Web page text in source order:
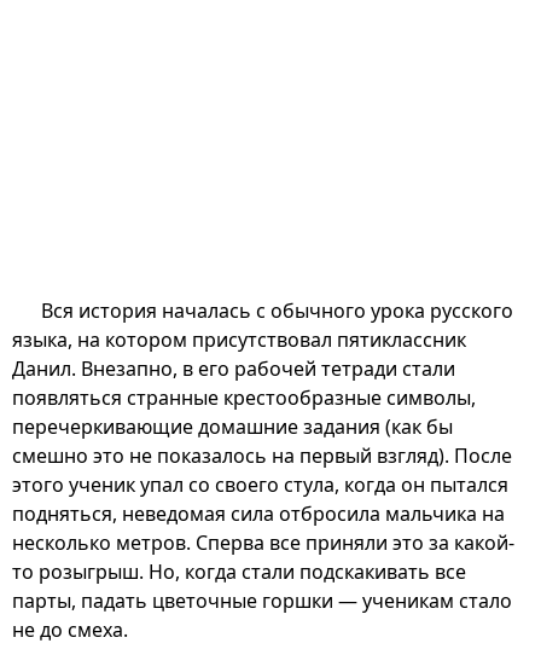
Вся история началась с обычного урока русского
языка, на котором присутствовал пятиклассник
Данил. Внезапно, в его рабочей тетради стали
появляться странные крестообразные символы,
перечеркивающие домашние задания (как бы
смешно это не показалось на первый взгляд). После
этого ученик упал со своего стула, когда он пытался
подняться, неведомая сила отбросила мальчика на
несколько метров. Сперва все приняли это за какой-
то розыгрыш. Но, когда стали подскакивать все
парты, падать цветочные горшки — ученикам стало
не до смеха.